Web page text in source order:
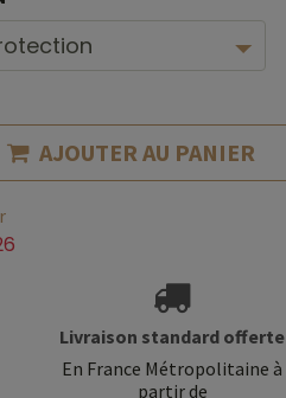
AJOUTER AU PANIER
Livraison standard offerte
En France Métropolitaine à
partir de